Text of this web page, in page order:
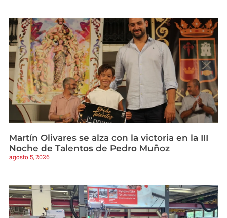
Martín Olivares se alza con la victoria en la III
Noche de Talentos de Pedro Muñoz
agosto 5, 2026